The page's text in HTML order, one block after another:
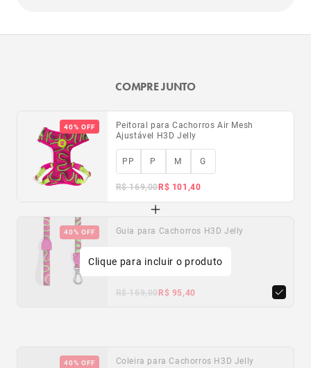
COMPRE JUNTO
40% OFF
Peitoral para Cachorros Air Mesh
Ajustável H3D Jelly
PP P M G
R$ 169,00R$ 101,40
40% OFF Guia para Cachorros H3D Jelly
PP P G
R$ 159,00R$ 95,40
Clique para incluir o produto
40% OFF Coleira para Cachorros H3D Jelly